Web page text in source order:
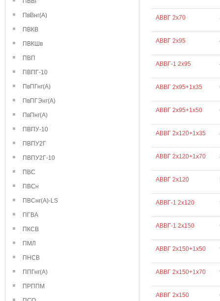
ПвВнг(А)
ПВКВ
ПВКШв
ПВП
ПВПГ-10
ПвПГнг(А)
ПвПГЭнг(А)
ПвПнг(А)
ПВПУ-10
ПВПУ2Г
ПВПУ2Г-10
ПВС
ПВСн
ПВСнг(А)-LS
ПГВА
ПКСВ
ПМЛ
ПНСВ
ППГнг(А)
ПРППМ
АВВГ 2х70
АВВГ 2х95
АВВГ-1 2х95
АВВГ 2х95+1х35
АВВГ 2х95+1х50
АВВГ 2х120+1х35
АВВГ 2х120+1х70
АВВГ 2х120
АВВГ-1 2х120
АВВГ-1 2х150
АВВГ 2х150+1х50
АВВГ 2х150+1х70
АВВГ 2х150